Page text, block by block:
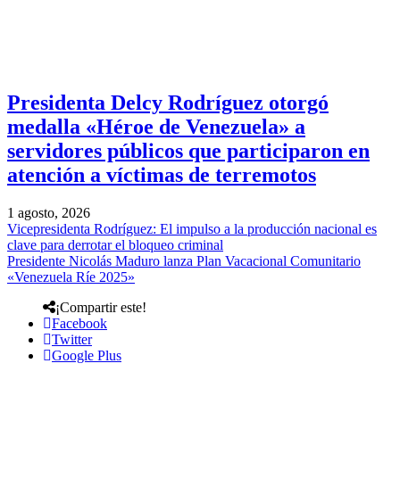
Presidenta Delcy Rodríguez otorgó
medalla «Héroe de Venezuela» a
servidores públicos que participaron en
atención a víctimas de terremotos
1 agosto, 2026
Vicepresidenta Rodríguez: El impulso a la producción nacional es
clave para derrotar el bloqueo criminal
Presidente Nicolás Maduro lanza Plan Vacacional Comunitario
«Venezuela Ríe 2025»
¡Compartir este!
Facebook
Twitter
Google Plus